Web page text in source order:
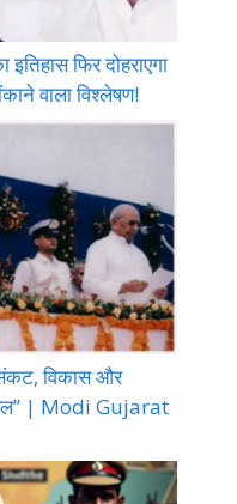
फिर दोहराएगा
वाला विश्लेषण!
विकास और
| Modi Gujarat